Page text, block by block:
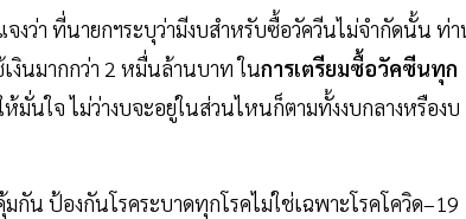
งว่า ที่นายกฯระบุว่ามีงบสำหรับซื้อวัควีนไม่จำกัดนั้น ท่
งินมากกว่า 2 หมื่นล้านบาท ในการเตรียมซื้อวัคซีนทุก
นใจ ไม่ว่างบจะอยู่ในส่วนไหนก็ตามทั้งงบกลางหรืองบ
น ป้องกันโรคระบาดทุกโรคไม่ใช่เฉพาะโรคโควิด–19